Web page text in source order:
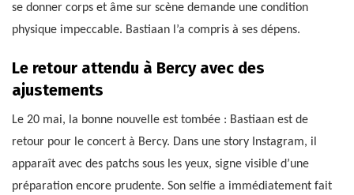
se donner corps et âme sur scène demande une condition
physique impeccable. Bastiaan l’a compris à ses dépens.
Le retour attendu à Bercy avec des
ajustements
Le 20 mai, la bonne nouvelle est tombée : Bastiaan est de
retour pour le concert à Bercy. Dans une story Instagram, il
apparaît avec des patchs sous les yeux, signe visible d’une
préparation encore prudente. Son selfie a immédiatement fait